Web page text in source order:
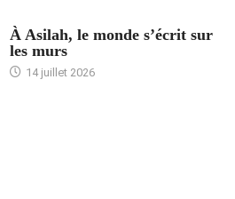
À Asilah, le monde s’écrit sur
les murs
14 juillet 2026